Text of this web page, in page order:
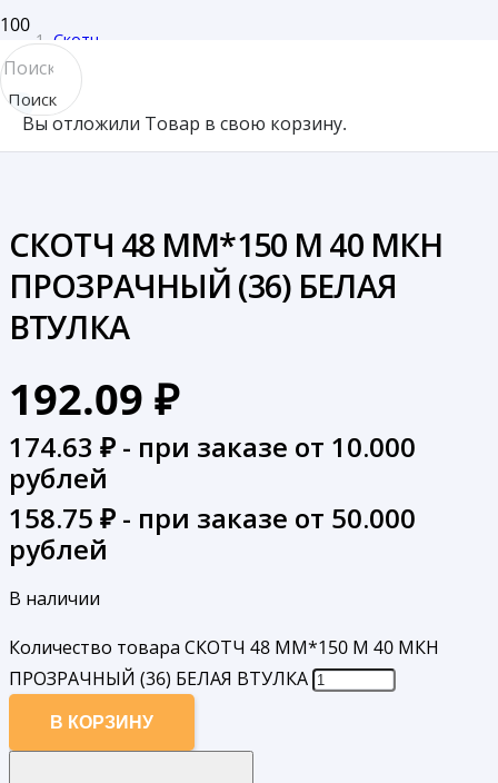
Поиск
товара
Вы отложили Товар в свою корзину.
Скотч
СКОТЧ 48 ММ*150 М 40 МКН ПРОЗРАЧНЫЙ (36) БЕЛАЯ
ВТУЛКА
СКОТЧ 48 ММ*150 М 40 МКН
ПРОЗРАЧНЫЙ (36) БЕЛАЯ
ВТУЛКА
192.09 ₽
174.63 ₽ - при заказе от 10.000
рублей
158.75 ₽ - при заказе от 50.000
рублей
В наличии
Количество товара СКОТЧ 48 ММ*150 М 40 МКН
ПРОЗРАЧНЫЙ (36) БЕЛАЯ ВТУЛКА
В КОРЗИНУ